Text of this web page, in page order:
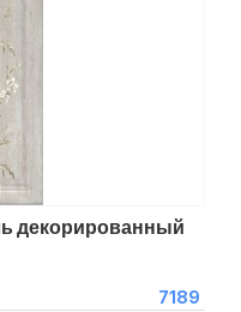
декорированный
7189